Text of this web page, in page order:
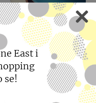
East i
se!